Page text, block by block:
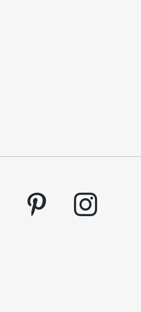
pinterest instagram